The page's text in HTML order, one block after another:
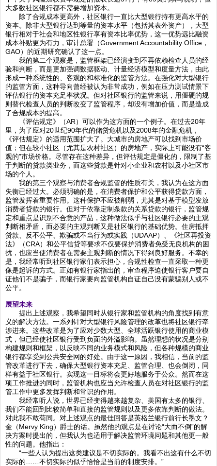
大多数社区银行都不需要增加资本。
除了合规成本更高外，社区银行一直比大型银行持有更高水平的
资本。除非大型银行达到等量的资本水平（包括其表外资产），大型
银行相对于社会和地区性银行享有资本比率优势，这一优势远比融资
成本补贴更为有力，审计总署（Government Accountability Office，
GAO）的近期研究确认了这一点。
我的第二个观察是，监管框架已经演变到不再依赖检查人员的经
验和判断，而是更加强调数据驱动、计量经济模型和度量方法，由此
形成一种系统性的、客观的和标准化的监管方法。在强化对大型银行
的监管方面，这种导向曾经被认为非常成功，例如在压力测试情景下
评估银行的资本充足率状况。但对社区银行的监管来说，用僵硬的规
则替代检查人员的判断改变了监管程序，却没有增加价值，而是造成
了合规成本的提高。
《评估规定》（AR）可以作为这方面的一个例子。在过去20年
里，为了应对20世纪90年代的储贷危机以及2008年的金融危机，
《评估规定》的适用范围扩大了。大城市的房地产可以找到市场价
值；但在较小社区（尤其是农村社区）的房地产，实际上可能没有“客
观的”市场价格。尽管存在这种差异，但评估规定是僵化的，限制了基
于判断的贷款类业务，而这些贷款是针对小企业和农村以及小社区市
场的个人。
我的第三个观察与消费者合规监管的性质有关，我认为在这方面
失衡已经过大。必须明确的是，在消费者保护和公平获得贷款方面，
监管发挥着重要作用。这种保护不应被削弱，尤其是对基于模型发放
消费者贷款的银行。但对于依靠定制条款的关系贷款的银行，监管规
定和重点是识别不合意的产品，这种做法似乎与社区银行必要的主观
判断相矛盾，而必要的主观判断又是社区银行的基础优势。住房抵押
贷款、反不公平、欺骗或不当行为或实践（UDAAP）、《社区再投资
法》（CRA）和公平信贷等要求不仅要保护消费者免受无良机构的困
扰，也应当使消费者在需要主观判断的情况下得到良好服务。不幸的
是，我经常听到社区银行家们表示担心，合规性检查一直采取一种更
像是起诉的方式。正如有银行家指出的，审查程序迫使银行客户要自
证他们不是骗子，而银行家要向监管机构自证自己没有蒙骗别人或不
公平。
展望未来
提出上述观察，我希望同时从银行家和监管机构的角度找到有意
义的解决方法。一系列针对大型银行风险管理的改革也将社区银行牵
涉进来。这些改革是为了应对少数大型、全球活跃银行使用的商业模
式，但已经使社区银行受到负面的外溢影响。虽然理想的状况是分别
构建规则和框架，以反映不同的业务模式和风险，但各种规模的商业
银行都享受到公共安全网的好处。由于这一原因，我相信，当前的监
管改革进行下去，确保大型银行资本充足、监管合理、也会倒闭，同
样有益于社区银行。实现这一目标将会更好地服务于公众。然而在这
项工作推进的同时，监管机构也应当允许检查人员在对社区银行的监
管工作中更多发挥判断和常识的作用。
我经常听人说，世界已经变得越来越复杂、美国有太多的银行、
我们不能回到比较简单和直接的监管规则以及更多依靠判断的做法。
对此我不敢苟同。对上述观点的最佳回答是英格兰银行前行长墨文？
金（Mervy King）爵士的话。虽然他的观点是在讨论“大而不倒”的解
决方案时提出的，但我认为也适用于解决监管环境问题和其他更一般
性的问题。他指出：
“一些人认为提出这类建议是不切实际的。我看不出这有什么不切
实际的……不切实际的似乎恰恰是当前的制度安排。”